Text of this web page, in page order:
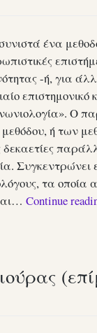
ένα
-ή, για
επιστημονικό
Ο
ή των
δεκαετίες
τα οποία
Continue